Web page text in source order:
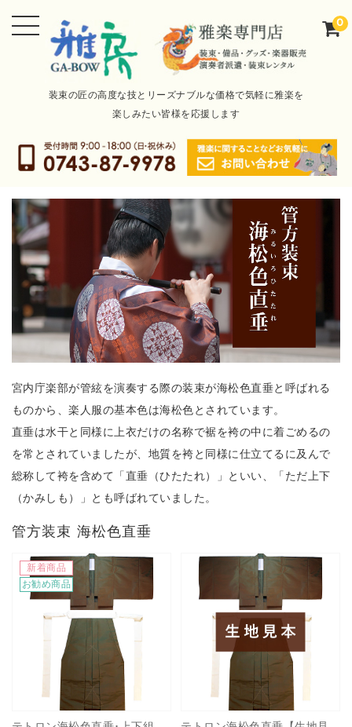
装束の匠の高度な技とリーズナブルな価格で気軽に雅楽を
楽しみたい皆様を応援します
0
宮内庁楽部が管絃を演奏する際の装束が海松色直垂と呼ばれる
ものから、楽人服の基本色は海松色とされています。
直垂は水干と同様に上衣だけの名称で裾を袴の中に着ごめるの
を常とされていましたが、地質を袴と同様に仕立てるに及んで
総称して袴を含めて「直垂（ひたたれ）」といい、「ただ上下
（かみしも）」とも呼ばれていました。
管方装束 海松色直垂
新着商品
お勧め商品